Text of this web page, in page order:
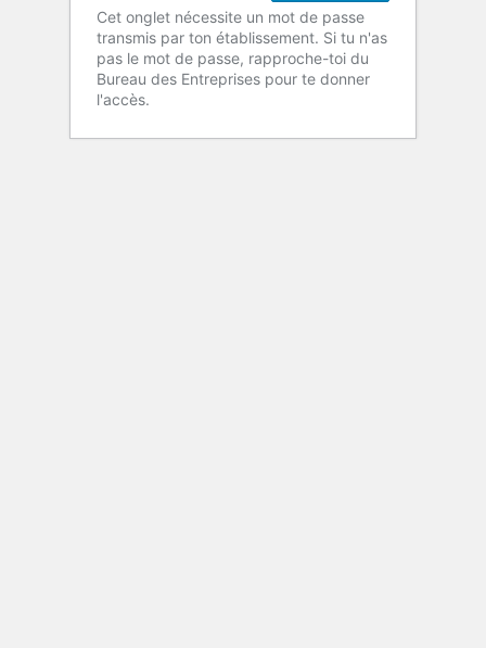
Cet onglet nécessite un mot de passe
transmis par ton établissement. Si tu n'as
pas le mot de passe, rapproche-toi du
Bureau des Entreprises pour te donner
l'accès.